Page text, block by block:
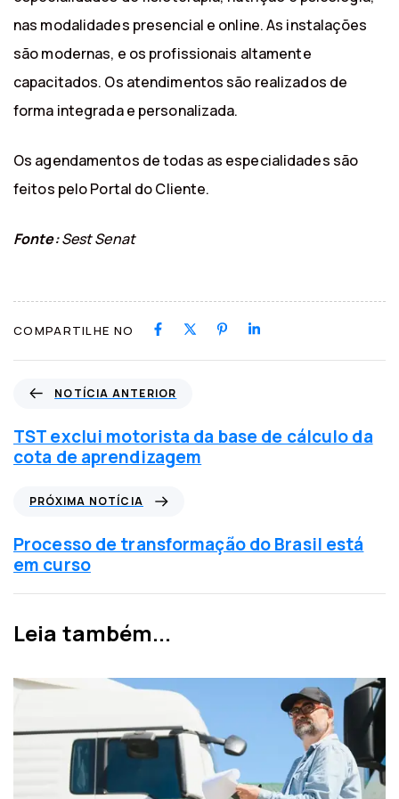
nas modalidades presencial e online. As instalações
são modernas, e os profissionais altamente
capacitados. Os atendimentos são realizados de
forma integrada e personalizada.
Os agendamentos de todas as especialidades são
feitos pelo Portal do Cliente.
Fonte:Sest Senat
COMPARTILHE NO
t
í
c
n
t
e
i
r
NOTÍCIA ANTERIOR
TST exclui motorista da base de cálculo da
cota de aprendizagem
ó
x
i
m
n
t
i
PRÓXIMA NOTÍCIA
Processo de transformação do Brasil está
em curso
Leia também...